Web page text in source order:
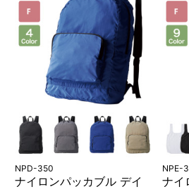
NPD-350
ナイロンパッカブル デイ
NPE-
ナイ